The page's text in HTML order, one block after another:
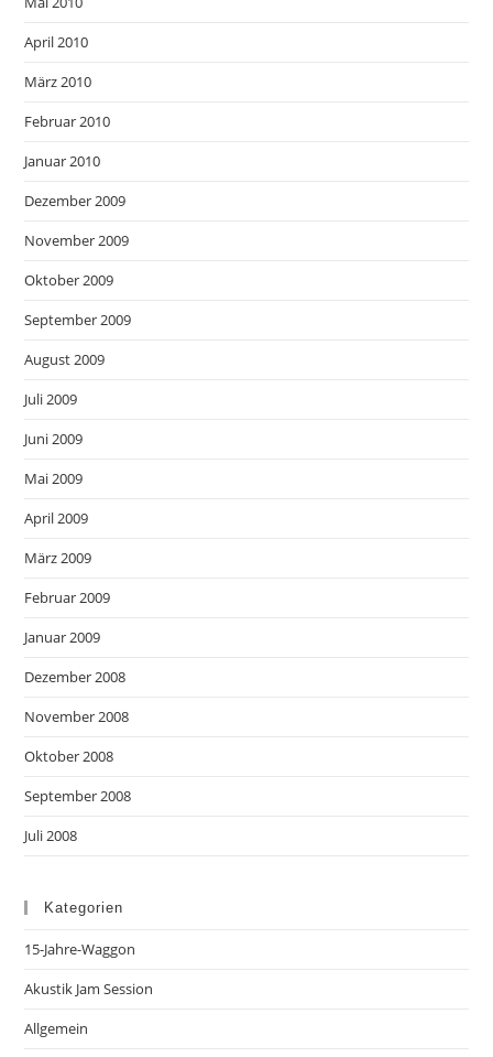
April 2010
März 2010
Februar 2010
Januar 2010
Dezember 2009
November 2009
Oktober 2009
September 2009
August 2009
Juli 2009
Juni 2009
Mai 2009
April 2009
März 2009
Februar 2009
Januar 2009
Dezember 2008
November 2008
Oktober 2008
September 2008
Juli 2008
Kategorien
15-Jahre-Waggon
Akustik Jam Session
Allgemein